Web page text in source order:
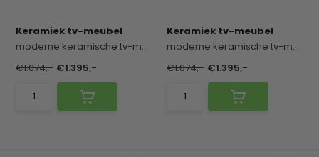
Keramiek tv-meubel
moderne keramische tv-meubel met een krasbesten...
€1.674,- €1.395,-
Keramiek tv-meubel
moderne keramische tv-meubel met een krasbesten...
€1.674,- €1.395,-